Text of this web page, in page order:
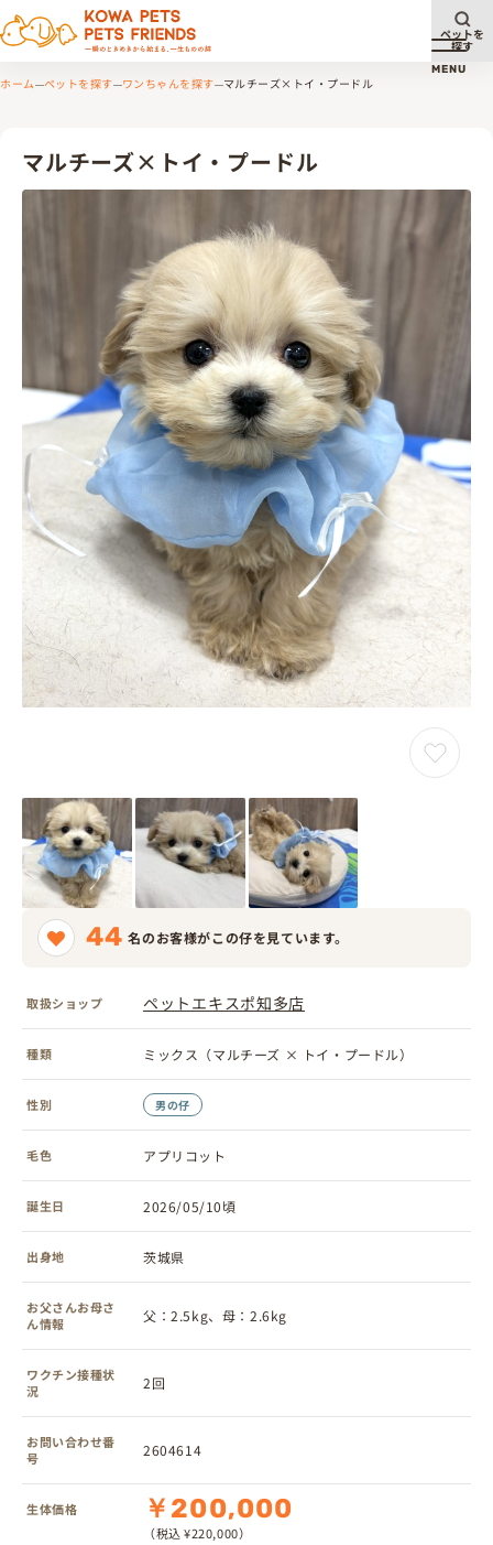
メニ
MENU
ペットを
探す
ホーム ペットを探す ワンちゃんを探す マルチーズ×トイ・プードル
マルチーズ×トイ・プードル
44 名のお客様がこの仔を見ています。
取扱ショップ ペットエキスポ知多店
種類 ミックス（マルチーズ × トイ・プードル）
性別 男の仔
毛色 アプリコット
誕生日 2026/05/10頃
出身地 茨城県
お父さんお母さ
ん情報
父：2.5kg、母：2.6kg
ワクチン接種状
況
2回
お問い合わせ番
号
2604614
生体価格 ￥200,000
（税込 ¥220,000）